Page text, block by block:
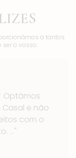
a tantos
o vosso.
Optámos
e não
com o
..."